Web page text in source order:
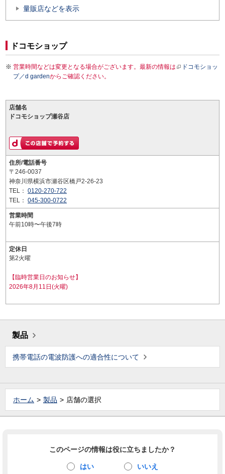
量販店などを表示
ドコモショップ
営業時間などは変更となる場合がございます。最新の情報は
ドコモショッ
プ／d gardenからご確認ください。
店舗名
ドコモショップ瀬谷店
住所/電話番号
〒246-0037
神奈川県横浜市瀬谷区橋戸2-26-23
TEL： 0120-270-722
TEL： 045-300-0722
営業時間
午前10時〜午後7時
定休日
第2火曜
【臨時営業日のお知らせ】
2026年8月11日(火曜)
製品
携帯電話の電波防護への適合性について
ホーム 製品 店舗の選択
このページの情報は役に立ちましたか？
はい いいえ